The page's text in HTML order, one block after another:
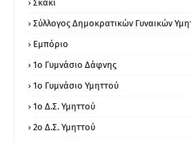
Σκάκι
Σύλλογος Δημοκρατικών Γυναικών
Εμπόριο
1ο Γυμνάσιο Δάφνης
1ο Γυμνάσιο Υμηττού
1ο Δ.Σ. Υμηττού
2ο Δ.Σ. Υμηττού